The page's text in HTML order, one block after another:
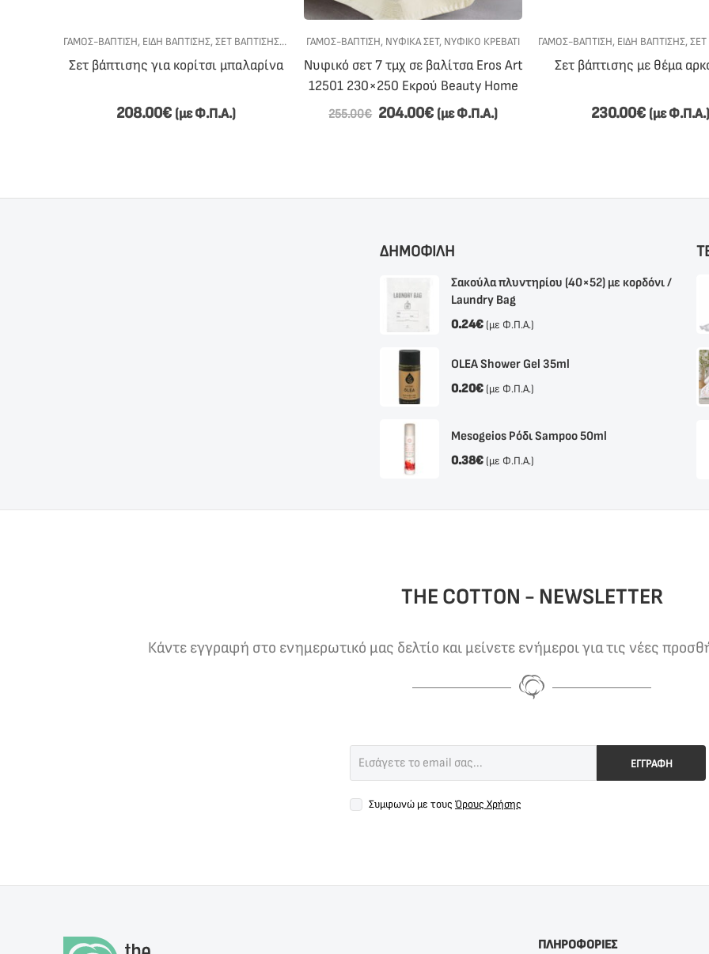
ΓΆΜΟΣ-ΒΆΠΤΙΣΗ, ΕΊΔΗ ΒΆΠΤΙΣΗΣ,ΣΕΤ ΒΆΠΤΙΣΗΣ,ΣΕΤ ΒΆΠΤΙΣΗΣ ΓΙΑ ΚΟΡΊΤΣΙ
Σετ βάπτισης για κορίτσι μπαλαρίνα
208.00€ (με Φ.Π.Α.)
ΓΆΜΟΣ-ΒΆΠΤΙΣΗ, ΝΥΦΙΚΆ ΣΕΤ, ΝΥΦΙΚΌ ΚΡΕΒΆΤΙ
Νυφικό σετ 7 τμχ σε βαλίτσα Eros Art
12501 230×250 Εκρού Beauty Home
255.00€ 204.00€ (με Φ.Π.Α.)
ΓΆΜΟΣ-ΒΆΠΤΙΣΗ, ΕΊΔΗ ΒΆΠΤΙΣΗΣ,
Σετ βάπτισης με θέμα
230.00€ (με Φ.Π.Α.)
ΔΗΜΟΦΙΛΗ
Σακούλα πλυντηρίου (40×52) με κορδόνι /
Laundry Bag
0.24€ (με Φ.Π.Α.)
OLEA Shower Gel 35ml
0.20€ (με Φ.Π.Α.)
Mesogeios Ρόδι Sampoo 50ml
0.38€ (με Φ.Π.Α.)
THE COTTON - NEWSLETTER
Κάντε εγγραφή στο ενημερωτικό μας δελτίο και μείνετε ενήμεροι για τις νέες
ΕΓΓΡΑΦΗ
Συμφωνώ με τους Όρους Χρήσης
ΠΛΗΡΟΦΟΡΙΕΣ